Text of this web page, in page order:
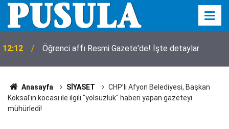
12:12 Öğrenci affı Resmi Gazete'de! İşte detaylar
Anasayfa SİYASET
CHP’li Afyon Belediyesi, Başkan
Köksal'ın kocası ile ilgili "yolsuzluk" haberi yapan gazeteyi
mühürledi!